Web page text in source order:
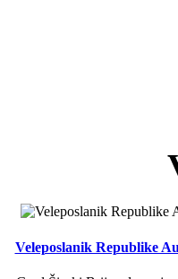
Veleposlanik Republike